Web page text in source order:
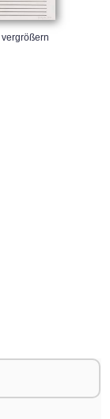
vergrößern